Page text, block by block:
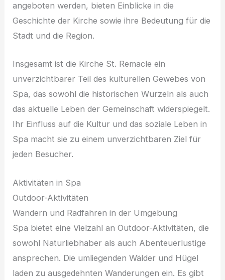
angeboten werden, bieten Einblicke in die
Geschichte der Kirche sowie ihre Bedeutung für die
Stadt und die Region.
Insgesamt ist die Kirche St. Remacle ein
unverzichtbarer Teil des kulturellen Gewebes von
Spa, das sowohl die historischen Wurzeln als auch
das aktuelle Leben der Gemeinschaft widerspiegelt.
Ihr Einfluss auf die Kultur und das soziale Leben in
Spa macht sie zu einem unverzichtbaren Ziel für
jeden Besucher.
Aktivitäten in Spa
Outdoor-Aktivitäten
Wandern und Radfahren in der Umgebung
Spa bietet eine Vielzahl an Outdoor-Aktivitäten, die
sowohl Naturliebhaber als auch Abenteuerlustige
ansprechen. Die umliegenden Wälder und Hügel
laden zu ausgedehnten Wanderungen ein. Es gibt